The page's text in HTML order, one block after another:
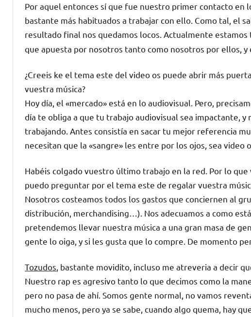
Por aquel entonces sí que fue nuestro primer contacto en
bastante más habituados a trabajar con ello. Como tal, el
resultado final nos quedamos locos. Actualmente estamos
que apuesta por nosotros tanto como nosotros por ellos, y
¿Creeis ke el tema este del video os puede abrir más
vuestra música?
Hoy día, el «mercado» está en lo audiovisual. Pero,
día te obliga a que tu trabajo audiovisual sea impactante,
trabajando. Antes consistía en sacar tu mejor referencia
necesitan que la «sangre» les entre por los ojos, sea video
Habéis colgado vuestro último trabajo en la red. Por lo
puedo preguntar por el tema este de regalar vuestra
Nosotros costeamos todos los gastos que conciernen al
distribución, merchandising…). Nos adecuamos a como
pretendemos llevar nuestra música a una gran masa de
gente lo oiga, y si les gusta que lo compre. De momento
Tozudos , bastante movidito, incluso me atreveria a decir
Nuestro rap es agresivo tanto lo que decimos como la
pero no pasa de ahí. Somos gente normal, no vamos
mucho menos, pero ya se sabe, cuando algo quema, hay